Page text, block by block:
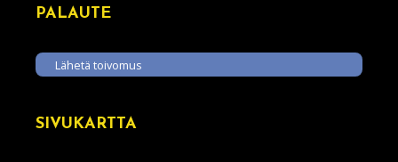
PALAUTE
Lähetä toivomus
SIVUKARTTA